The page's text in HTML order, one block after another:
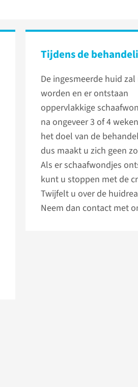
Tijdens de
De ingesmeerde huid
worden en er ontstaan
oppervlakkige
na ongeveer 3 of 4
het doel van de
dus maakt u zich geen
Als er schaafwondjes
kunt u stoppen met de
Twijfelt u over de
Neem dan contact met